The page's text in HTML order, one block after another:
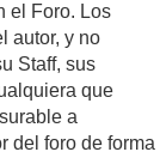
el Foro. Los
autor, y no
Staff, sus
que
a
del foro de forma